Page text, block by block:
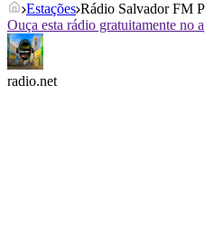
Estações Rádio Salvador FM
Ouça esta rádio gratuitamente no
radio.net